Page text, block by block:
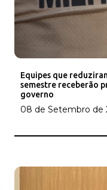
Equipes que
semestre receberão
governo
08 de Setembro de